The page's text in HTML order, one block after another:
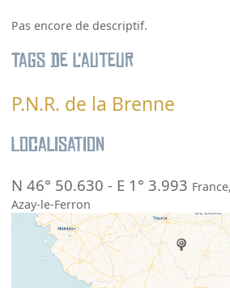
Pas encore de descriptif.
Tags de l’auteur
P.N.R. de la Brenne
Localisation
N 46° 50.630 - E 1° 3.993 France,
Azay-le-Ferron